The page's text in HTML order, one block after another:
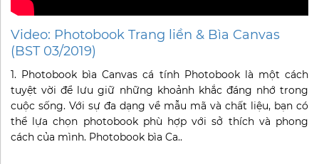
Video: Photobook Trang liền & Bìa Canvas
(BST 03/2019)
1. Photobook bìa Canvas cá tính Photobook là một cách
tuyệt vời để lưu giữ những khoảnh khắc đáng nhớ trong
cuộc sống. Với sự đa dạng về mẫu mã và chất liệu, bạn có
thể lựa chọn photobook phù hợp với sở thích và phong
cách của mình. Photobook bìa Ca..